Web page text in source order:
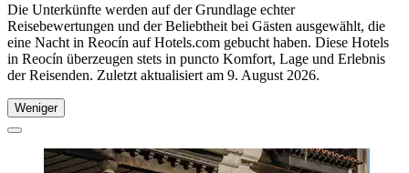
Die Unterkünfte werden auf der Grundlage echter
Reisebewertungen und der Beliebtheit bei Gästen ausgewählt, die
eine Nacht in Reocín auf Hotels.com gebucht haben. Diese Hotels
in Reocín überzeugen stets in puncto Komfort, Lage und Erlebnis
der Reisenden. Zuletzt aktualisiert am 9. August 2026.
Weniger